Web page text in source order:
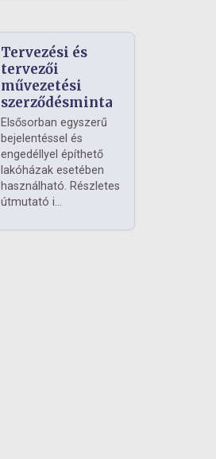
Tervezési és
tervezői
művezetési
szerződésminta
Elsősorban egyszerű
bejelentéssel és
engedéllyel építhető
lakóházak esetében
használható. Részletes
útmutató i...